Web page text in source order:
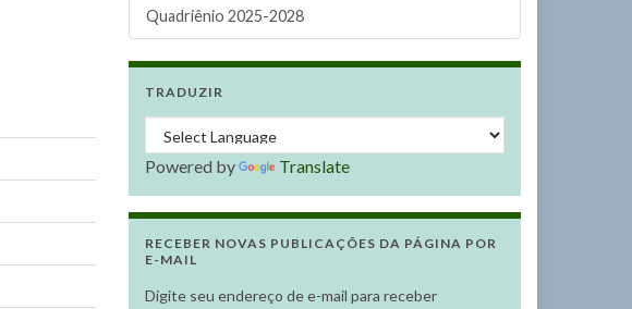
Quadriênio 2025-2028
TRADUZIR
Powered by Translate
RECEBER NOVAS PUBLICAÇÕES DA PÁGINA POR
E-MAIL
Digite seu endereço de e-mail para receber